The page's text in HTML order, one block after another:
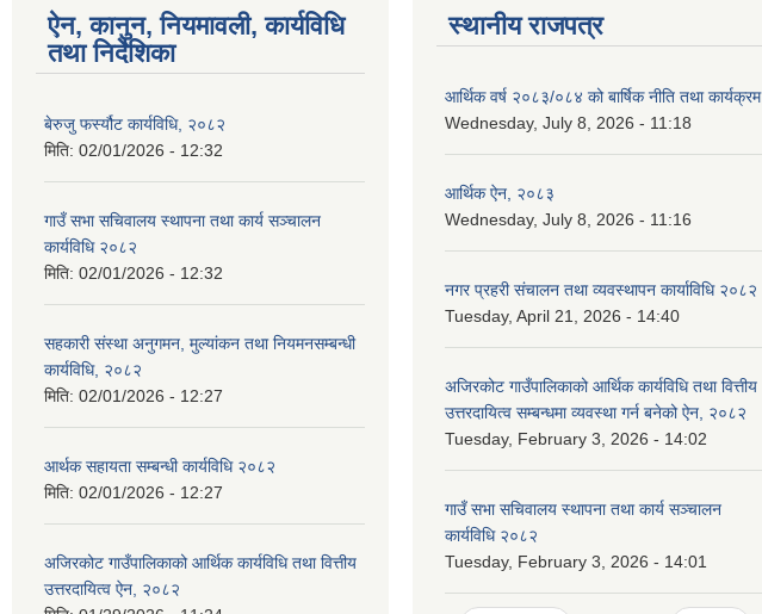
ऐन, कानुन, नियमावली, कार्यविधि
तथा निर्देशिका
बेरुजु फर्स्यौट कार्यविधि, २०८२
मिति: 02/01/2026 - 12:32
गाउँ सभा सचिवालय स्थापना तथा कार्य सञ्चालन
कार्यविधि २०८२
मिति: 02/01/2026 - 12:32
सहकारी संस्था अनुगमन, मुल्यांकन तथा नियमनसम्बन्धी
कार्यविधि, २०८२
मिति: 02/01/2026 - 12:27
आर्थक सहायता सम्बन्धी कार्यविधि २०८२
मिति: 02/01/2026 - 12:27
अजिरकोट गाउँपालिकाको आर्थिक कार्यविधि तथा वित्तीय
उत्तरदायित्व ऐन, २०८२
स्थानीय राजपत्र
आर्थिक वर्ष २०८३/०८४ को बार्षिक नीति तथा कार्यक्रम
Wednesday, July 8, 2026 - 11:18
आर्थिक ऐन, २०८३
Wednesday, July 8, 2026 - 11:16
नगर प्रहरी संचालन तथा व्यवस्थापन कार्याविधि २०८२
Tuesday, April 21, 2026 - 14:40
अजिरकोट गाउँपालिकाको आर्थिक कार्यविधि तथा वित्तीय
उत्तरदायित्व सम्बन्धमा व्यवस्था गर्न बनेको ऐन, २०८२
Tuesday, February 3, 2026 - 14:02
गाउँ सभा सचिवालय स्थापना तथा कार्य सञ्चालन
कार्यविधि २०८२
Tuesday, February 3, 2026 - 14:01